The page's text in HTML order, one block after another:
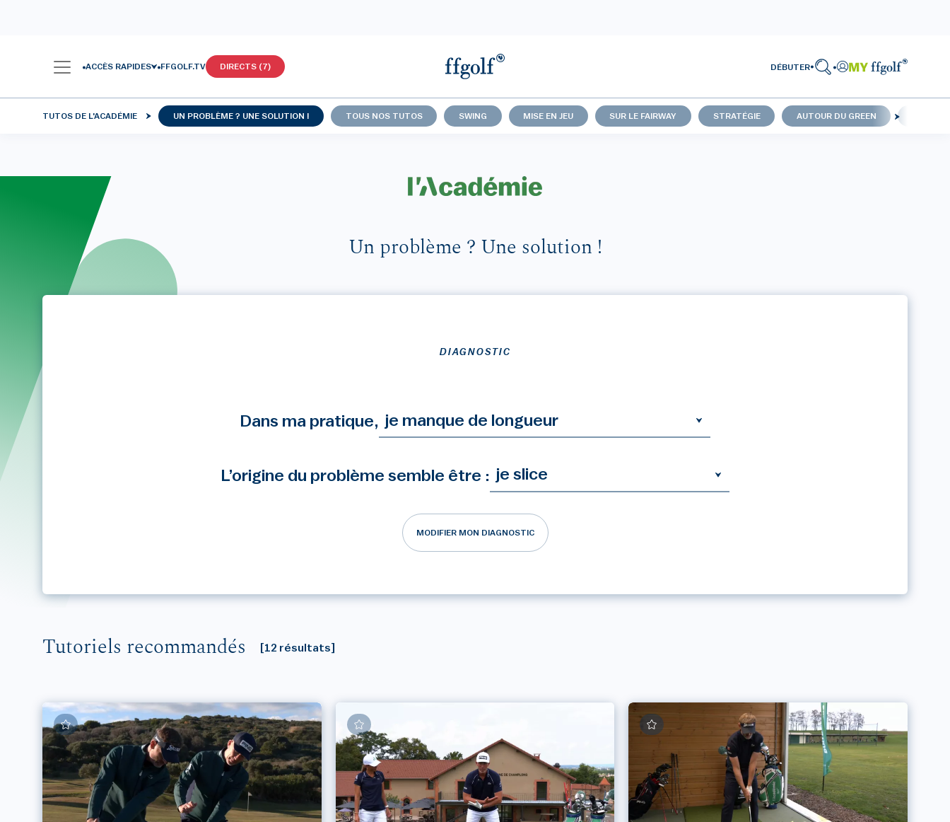
ACCÈS RAPIDES FFGOLF.TV DIRECTS (7) DÉBUTER
TUTOS DE L'ACADÉMIE UN PROBLÈME ? UNE SOLUTION ! TOUS NOS TUTOS SWING MISE EN JEU SUR LE FAIRWAY STRATÉGIE AUTOUR DU GREEN
Un problème ? Une solution !
DIAGNOSTIC
Dans ma pratique,
L’origine du problème semble être :
MODIFIER MON DIAGNOSTIC
Tutoriels recommandés [12 résultats]